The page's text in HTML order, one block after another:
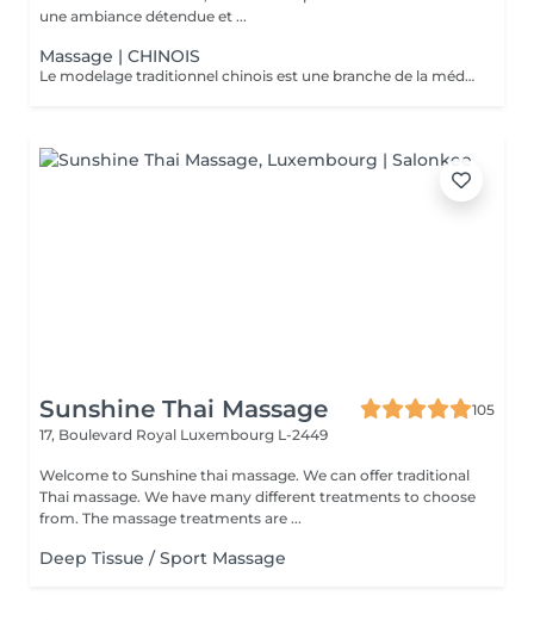
une ambiance détendue et ...
Massage | CHINOIS
Le modelage traditionnel chinois est une branche de la médecine traditionnelle chinoise, inspiré de l'acupuncture. Il est pratiqué en stimulant notamment les points d'acupuncture sur la totalité du corps, il vous procurera une sensation de bien-être en équilibrant les énergies et améliora les douleurs dorsales ainsi que l'évacuation du stress.
Sunshine Thai Massage
105
17, Boulevard Royal Luxembourg L-2449
Welcome to Sunshine thai massage. We can offer traditional
Thai massage. We have many different treatments to choose
from. The massage treatments are ...
Deep Tissue / Sport Massage